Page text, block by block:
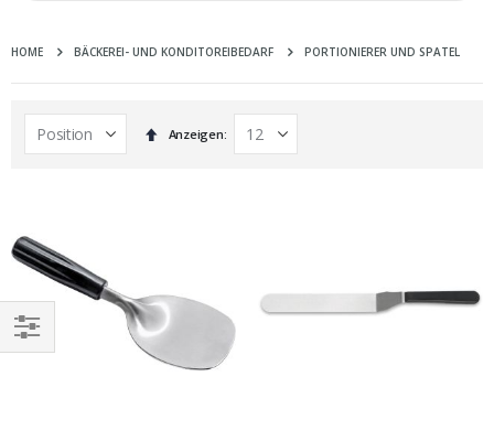
HOME BÄCKEREI- UND KONDITOREIBEDARF PORTIONIERER UND SPATEL
In
absteigender
Anzeigen
EINKAUFEN